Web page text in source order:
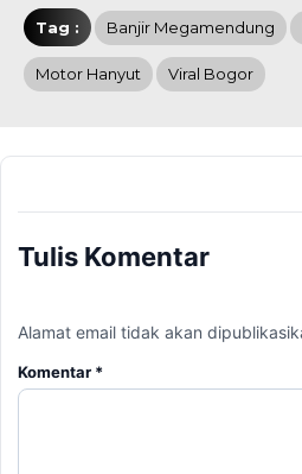
Tag : Banjir Megamendung
Motor Hanyut Viral Bogor
Tulis Komentar